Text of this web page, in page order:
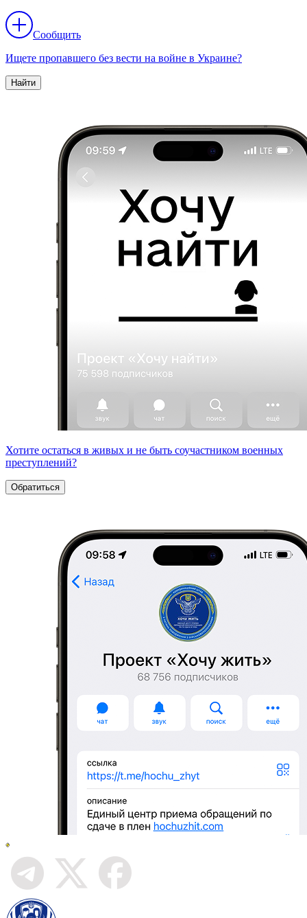
Сообщить
Ищете пропавшего без вести на войне в Украине?
Найти
Хотите остаться в живых и не быть соучастником военных
преступлений?
Обратиться